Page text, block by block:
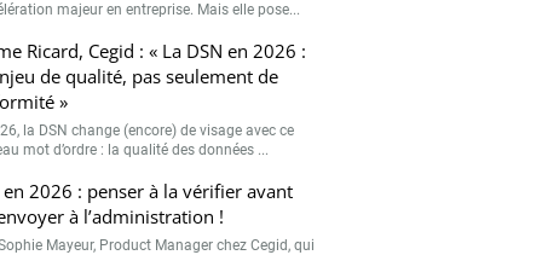
majeur en entreprise. Mais elle pose...
Ricard, Cegid : « La DSN en 2026 :
de qualité, pas seulement de
»
la DSN change (encore) de visage avec ce
mot d’ordre : la qualité des données ...
en 2026 : penser à la vérifier avant
à l’administration !
Mayeur, Product Manager chez Cegid, qui